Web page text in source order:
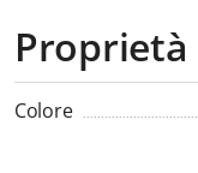
Proprietà
Colore